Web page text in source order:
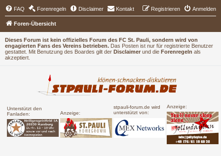
Dieses Forum ist kein offizielles Forum des FC St. Pauli, sondern wird von
engagierten Fans des Vereins betrieben. Das Posten ist nur für registrierte Benutzer
gestattet. Mit Benutzung des Boardes gilt der Disclaimer und die Forenregeln als
akzeptiert.
Unterstützt den
Fanladen:
Anzeige:
stpauli-forum.de wird
unterstützt von:
Anzeige:
FAQ Forenregeln Disclaimer Kontakt Anmelden
Registrieren
Foren-Übersicht